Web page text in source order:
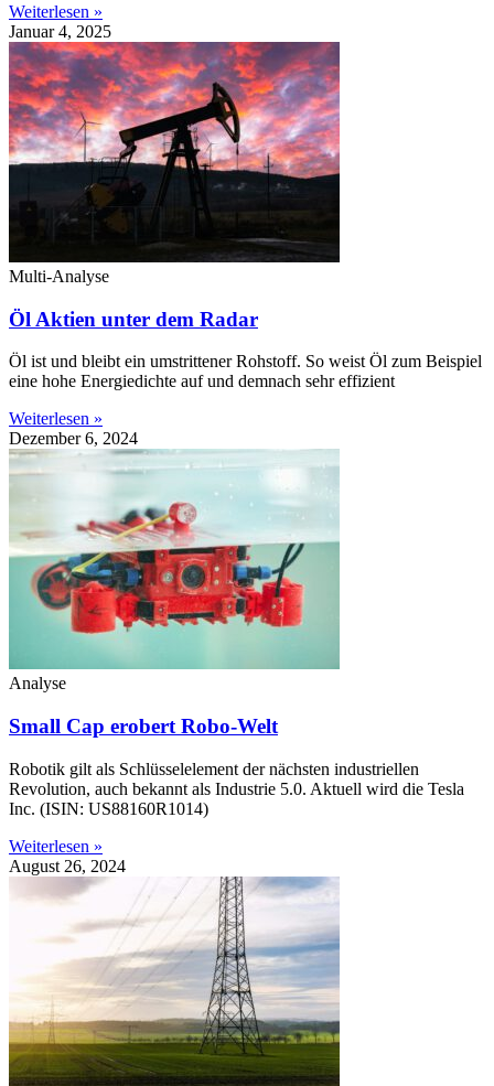
Weiterlesen »
Januar 4, 2025
Multi-Analyse
Öl Aktien unter dem Radar
Öl ist und bleibt ein umstrittener Rohstoff. So weist Öl zum Beispiel
eine hohe Energiedichte auf und demnach sehr effizient
Weiterlesen »
Dezember 6, 2024
Analyse
Small Cap erobert Robo-Welt
Robotik gilt als Schlüsselelement der nächsten industriellen
Revolution, auch bekannt als Industrie 5.0. Aktuell wird die Tesla
Inc. (ISIN: US88160R1014)
Weiterlesen »
August 26, 2024